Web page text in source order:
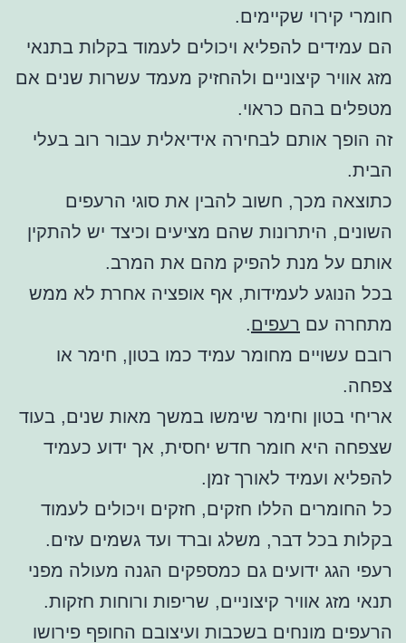
חומרי קירוי שקיימים.
הם עמידים להפליא ויכולים לעמוד בקלות בתנאי
מזג אוויר קיצוניים ולהחזיק מעמד עשרות שנים אם
מטפלים בהם כראוי.
זה הופך אותם לבחירה אידיאלית עבור רוב בעלי
הבית.
כתוצאה מכך, חשוב להבין את סוגי הרעפים
השונים, היתרונות שהם מציעים וכיצד יש להתקין
אותם על מנת להפיק מהם את המרב.
בכל הנוגע לעמידות, אף אופציה אחרת לא ממש
מתחרה עם רעפים.
רובם עשויים מחומר עמיד כמו בטון, חימר או
צפחה.
אריחי בטון וחימר שימשו במשך מאות שנים, בעוד
שצפחה היא חומר חדש יחסית, אך ידוע כעמיד
להפליא ועמיד לאורך זמן.
כל החומרים הללו חזקים, חזקים ויכולים לעמוד
בקלות בכל דבר, משלג וברד ועד גשמים עזים.
רעפי הגג ידועים גם כמספקים הגנה מעולה מפני
תנאי מזג אוויר קיצוניים, שריפות ורוחות חזקות.
הרעפים מונחים בשכבות ועיצובם החופף פירושו